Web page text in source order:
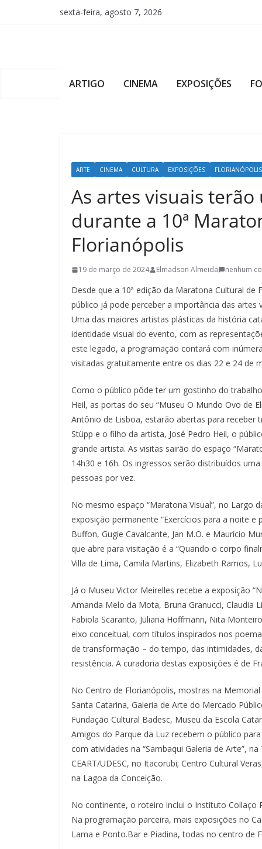
sexta-feira, agosto 7, 2026
ARTIGO CINEMA EXPOSIÇÕES
ARTE CINEMA CULTURA EXPOSIÇÕES FLORIANÓPOLIS
As artes visuais
durante a 10ª
Florianópolis
19 de março de 2024 Elmadson Almeida nenhum
Desde que a 10ª edição da Maratona Cultural
público já pode perceber a importância das
Uma das maiores artistas plásticas da história
identidade visual do evento, com as
este legado, a programação contará com
visitadas gratuitamente entre os dias 22 e 24 de
Como o público pôde ter um gostinho do
Heil, as portas do seu “Museu O Mundo Ovo de
Antônio de Lisboa, estarão abertas para receber
Stüpp e o filho da artista, José Pedro Heil, o
grande artista. As visitas sairão do espaço
14h30 e 16h. Os ingressos serão distribuídos
pessoas por vez.
No mesmo espaço “Maratona Visual”, no Largo
exposição permanente “Exercícios para a noite
Buffon, Gugie Cavalcante, Jan M.O. e Maurício
que abre para visitação é a “Quando o corpo
Villa de Lima, Camila Martins, Elizabeth Ramos,
Já o Museu Victor Meirelles recebe a exposição
Amanda Melo da Mota, Bruna Granucci, Claudia
Fabiola Scaranto, Juliana Hoffmann, Nita
eixo conceitual, com títulos inspirados nos
de transformação – do tempo, das intimidades,
resistência. A curadoria destas exposições é de
No Centro de Florianópolis, mostras na
Santa Catarina, Galeria de Arte do Mercado
Fundação Cultural Badesc, Museu da Escola
Amigos do Parque da Luz recebem o público
com atividades na “Sambaqui Galeria de Arte”,
CEART/UDESC, no Itacorubi; Centro Cultural
na Lagoa da Conceição.
No continente, o roteiro inclui o Instituto Collaço
Na programação parceira, mais exposições no
Lama e Ponto.Bar e Piadina, todas no centro de